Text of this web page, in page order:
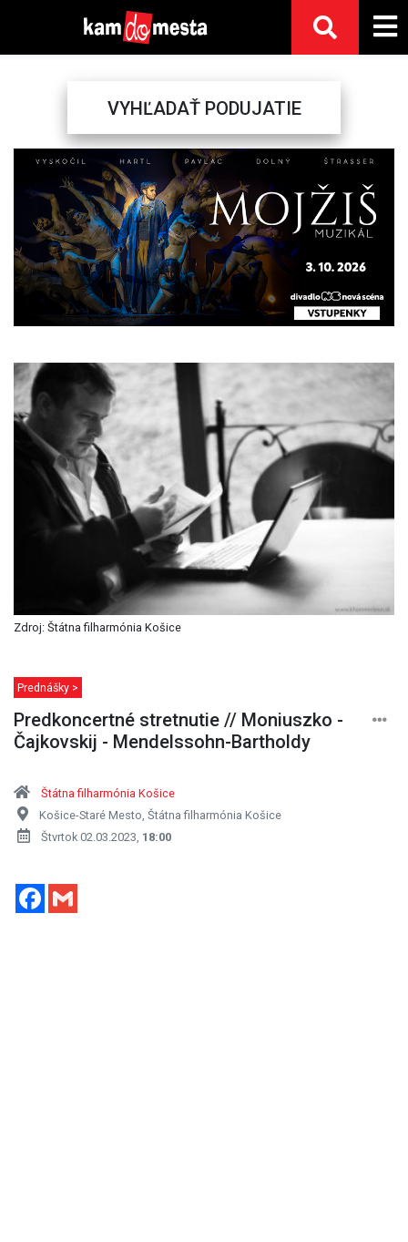
VYHĽADAŤ PODUJATIE
Previous
Zdroj: Štátna filharmónia Košice
Prednášky >
Predkoncertné stretnutie // Moniuszko -
Čajkovskij - Mendelssohn-Bartholdy
Štátna filharmónia Košice
Košice-Staré Mesto, Štátna filharmónia Košice
Štvrtok 02.03.2023, 18:00
Facebook